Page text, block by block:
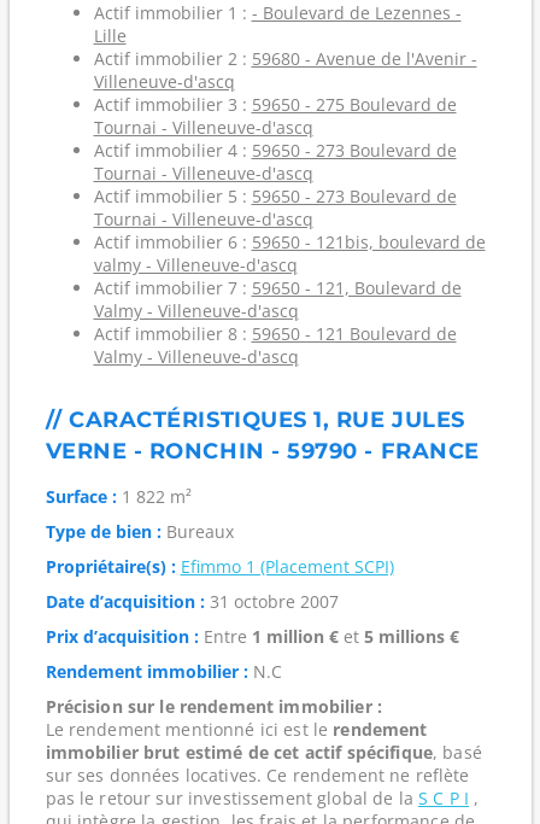
Actif immobilier 1 : - Boulevard de Lezennes -
Lille
Actif immobilier 2 : 59680 - Avenue de l'Avenir -
Villeneuve-d'ascq
Actif immobilier 3 : 59650 - 275 Boulevard de
Tournai - Villeneuve-d'ascq
Actif immobilier 4 : 59650 - 273 Boulevard de
Tournai - Villeneuve-d'ascq
Actif immobilier 5 : 59650 - 273 Boulevard de
Tournai - Villeneuve-d'ascq
Actif immobilier 6 : 59650 - 121bis, boulevard de
valmy - Villeneuve-d'ascq
Actif immobilier 7 : 59650 - 121, Boulevard de
Valmy - Villeneuve-d'ascq
Actif immobilier 8 : 59650 - 121 Boulevard de
Valmy - Villeneuve-d'ascq
// CARACTÉRISTIQUES 1, RUE JULES
VERNE - RONCHIN - 59790 - FRANCE
Surface :1 822 m²
Type de bien :Bureaux
Propriétaire(s) : Efimmo 1 (Placement SCPI)
Date d’acquisition :31 octobre 2007
Prix d’acquisition :Entre 1 million €et 5 millions €
Rendement immobilier :N.C
Précision sur le rendement immobilier :
Le rendement mentionné ici est le rendement
immobilier brut estimé de cet actif spécifique, basé
sur ses données locatives. Ce rendement ne reflète
pas le retour sur investissement global de la S C P I ,